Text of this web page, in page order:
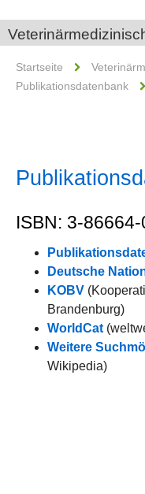
Startseite
Publikationsdatenbank
ISBN: 3-
Deutsche
KOBV
Brandenburg)
WorldCat
Weitere
Wikipedia)